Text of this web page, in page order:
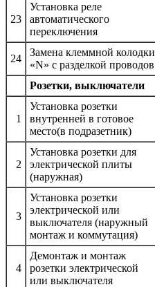
23
Установка реле
автоматического
переключения
24
Замена клеммной колодки
«N» с разделкой проводов
Розетки, выключатели
1
Установка розетки
внутренней в готовое
место(в подразетник)
2
Установка розетки для
электрической плиты
(наружная)
3
Установка розетки
электрической или
выключателя (наружный
монтаж и коммутация)
4
Демонтаж и монтаж
розетки электрической
или выключателя